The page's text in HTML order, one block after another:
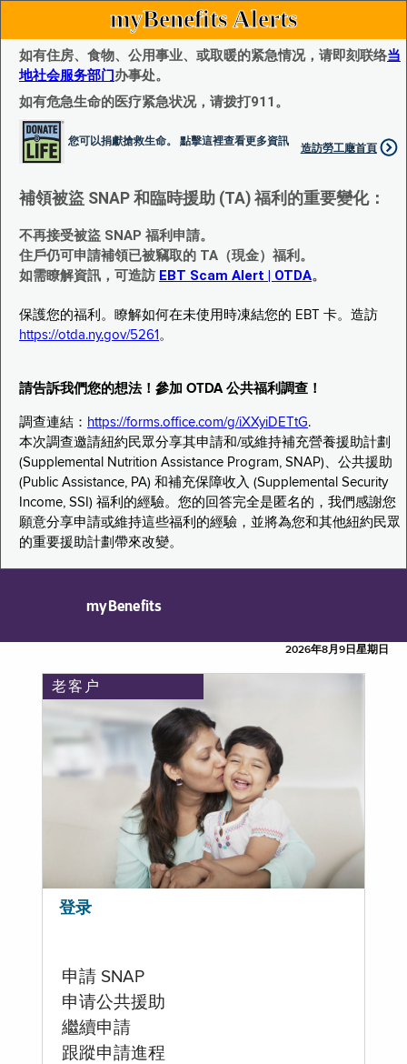
myBenefits Alerts
如有住房、食物、公用事业、或取暖的紧急情况，请即刻联络当
地社会服务部门办事处。
如有危急生命的医疗紧急状况，请拨打911。
您可以捐獻搶救生命。 點擊這裡查看更多資訊
造訪勞工廰首頁
補領被盜 SNAP 和臨時援助 (TA) 福利的重要變化：
不再接受被盜 SNAP 福利申請。
住戶仍可申請補領已被竊取的 TA（現金）福利。
如需瞭解資訊，可造訪 EBT Scam Alert | OTDA。
保護您的福利。瞭解如何在未使用時凍結您的 EBT 卡。造訪
https://otda.ny.gov/5261 。
請告訴我們您的想法！參加 OTDA 公共福利調查！
調查連結： https://forms.office.com/g/iXXyiDETtG.
本次調查邀請紐約民眾分享其申請和/或維持補充營養援助計劃
(Supplemental Nutrition Assistance Program, SNAP)、公共援助
(Public Assistance, PA) 和補充保障收入 (Supplemental Security
Income, SSI) 福利的經驗。您的回答完全是匿名的，我們感謝您
願意分享申請或維持這些福利的經驗，並將為您和其他紐約民眾
的重要援助計劃帶來改變。
myBenefits
2026年8月9日星期日
老客户
登录
申請 SNAP
申请公共援助
繼續申請
跟蹤申請進程